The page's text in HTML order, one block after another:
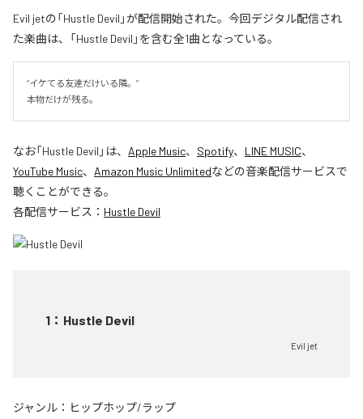
Evil jetの「Hustle Devil」が配信開始された。今回デジタル配信され
た楽曲は、「Hustle Devil」を含む全1曲となっている。
“イケてる友達だけいる隣。”
本物だけが残る。
なお「Hustle Devil 」は、 Apple Music、 Spotify、 LINE MUSIC、
YouTube Music、 Amazon Music Unlimitedなどの音楽配信サービスで
聴くことができる。
各配信サービス： Hustle Devil
1 ： Hustle Devil
Evil jet
ジャンル： ヒップホップ/ラップ